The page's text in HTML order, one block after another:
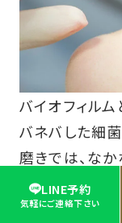
バイオフィル
バネバした細
磨きでは、な
歯石などを除
LINE予約
気軽にご連絡下さい